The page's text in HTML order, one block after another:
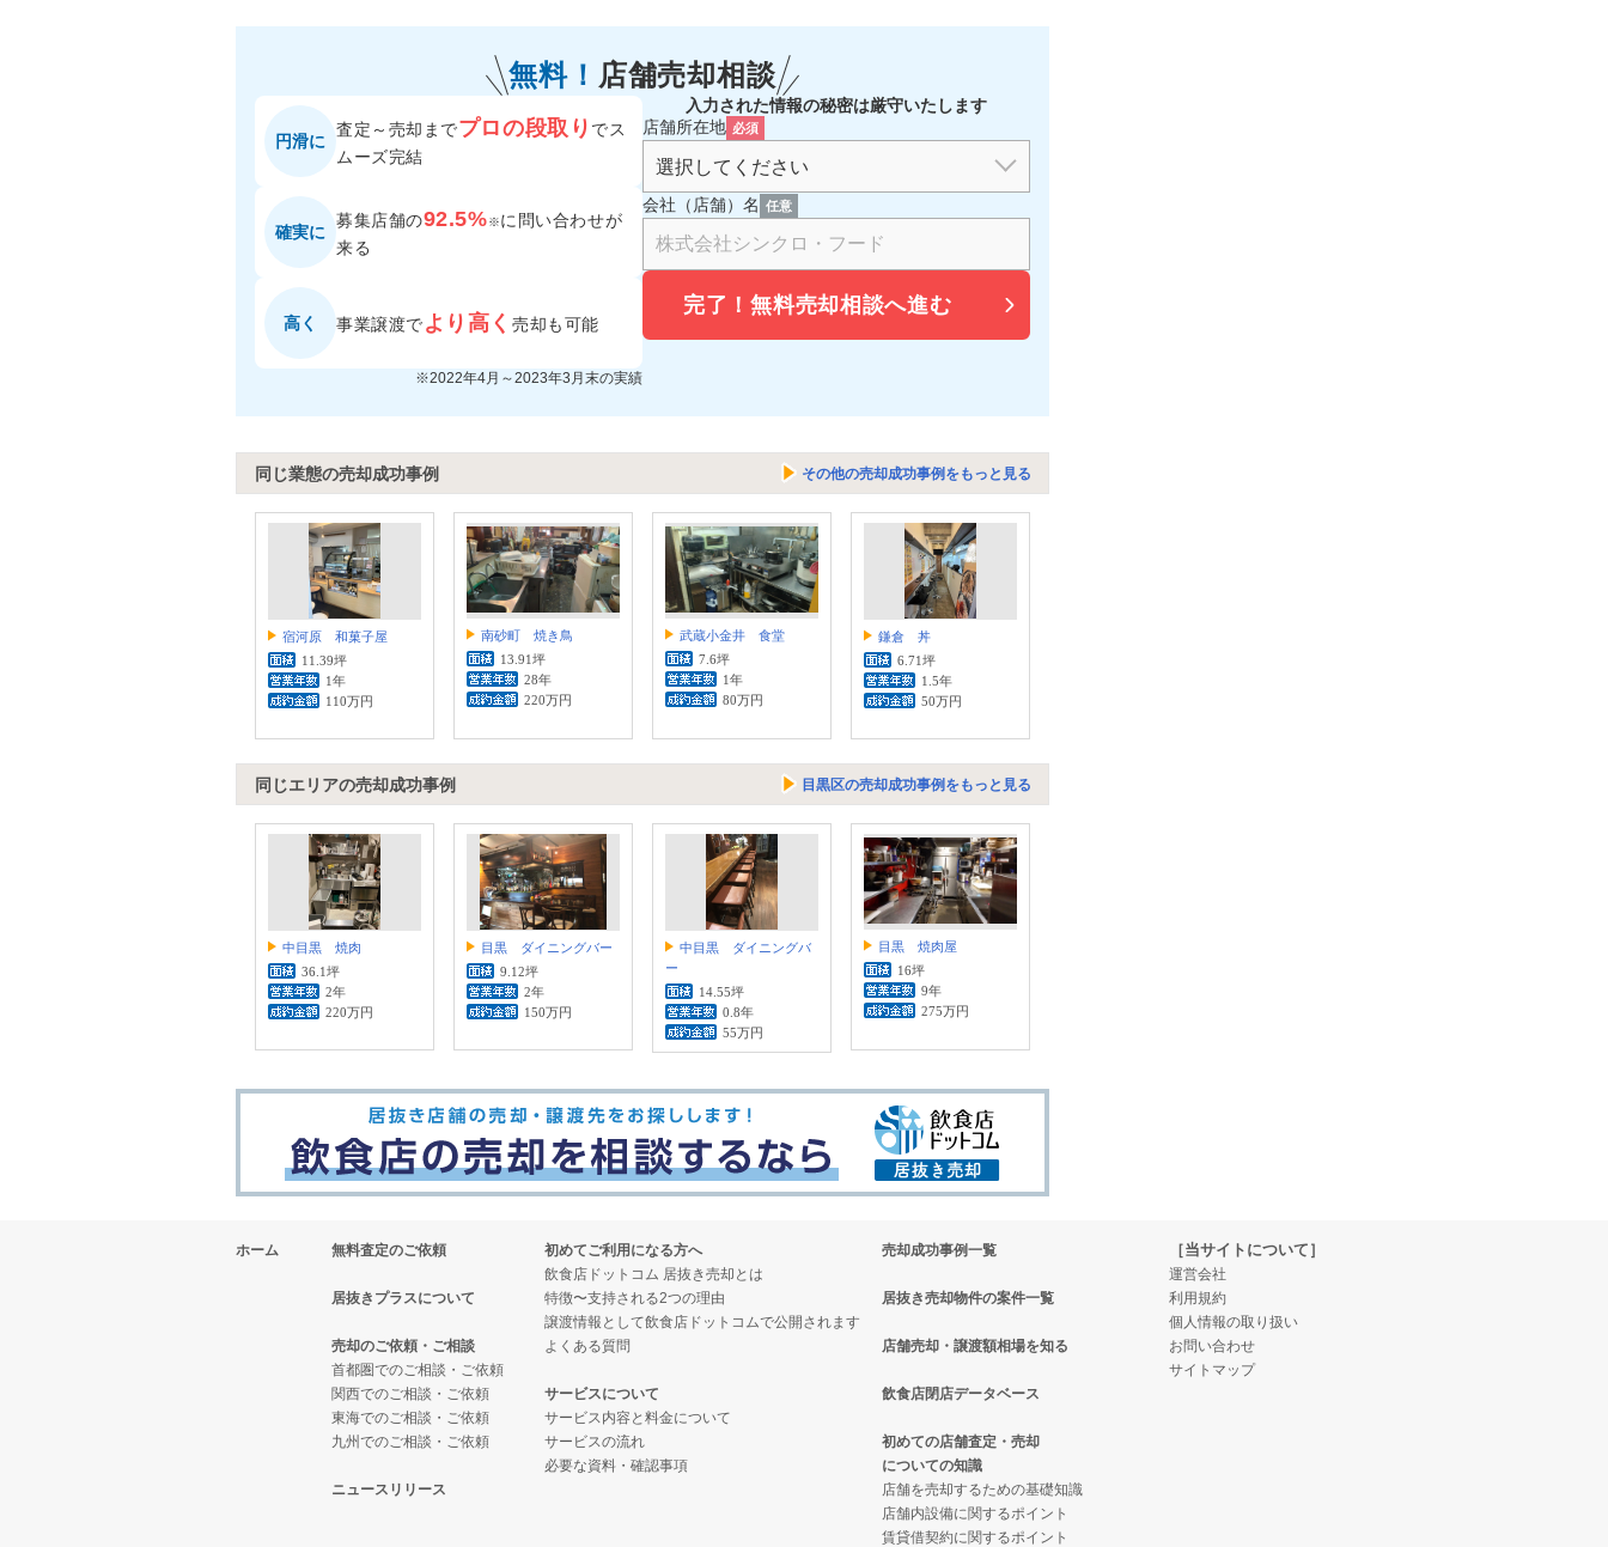
無料！ 店舗売却相談
円滑に
査定～売却までプロの段取り でス
ムーズ完結
確実に
募集店舗の92.5%※に 問い合わせが
来る
高く 事業譲渡でより高く売却も可能
※2022年4月～2023年3月末の実績
入力された情報の秘密は厳守いたします
店舗所在地 必須
会社（店舗）名 任意
完了！無料売却相談へ進む
同じ業態の売却成功事例 その他の売却成功事例をもっと見る
宿河原 和菓子屋
11.39坪
1年
110万円
南砂町 焼き鳥
13.91坪
28年
220万円
武蔵小金井 食堂
7.6坪
1年
80万円
鎌倉 丼
6.71坪
1.5年
50万円
同じエリアの売却成功事例 目黒区の売却成功事例をもっと見る
中目黒 焼肉
36.1坪
2年
220万円
目黒 ダイニングバー
9.12坪
2年
150万円
中目黒 ダイニングバ
ー
14.55坪
0.8年
55万円
目黒 焼肉屋
16坪
9年
275万円
ホーム 無料査定のご依頼
居抜きプラスについて
売却のご依頼・ご相談
首都圏でのご相談・ご依頼
関西でのご相談・ご依頼
東海でのご相談・ご依頼
九州でのご相談・ご依頼
ニュースリリース
初めてご利用になる方へ
飲食店ドットコム 居抜き売却とは
特徴〜支持される2つの理由
譲渡情報として飲食店ドットコムで公開されます
よくある質問
サービスについて
サービス内容と料金について
サービスの流れ
必要な資料・確認事項
売却成功事例一覧
居抜き売却物件の案件一覧
店舗売却・譲渡額相場を知る
飲食店閉店データベース
初めての店舗査定・売却
についての知識
店舗を売却するための基礎知識
店舗内設備に関するポイント
賃貸借契約に関するポイント
［当サイトについて］
運営会社
利用規約
個人情報の取り扱い
お問い合わせ
サイトマップ